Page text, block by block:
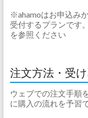
※ahamoはお申込み
受付するプランです
を参照ください
注文方法・受
ウェブでの注文手順
に購入の流れを予習